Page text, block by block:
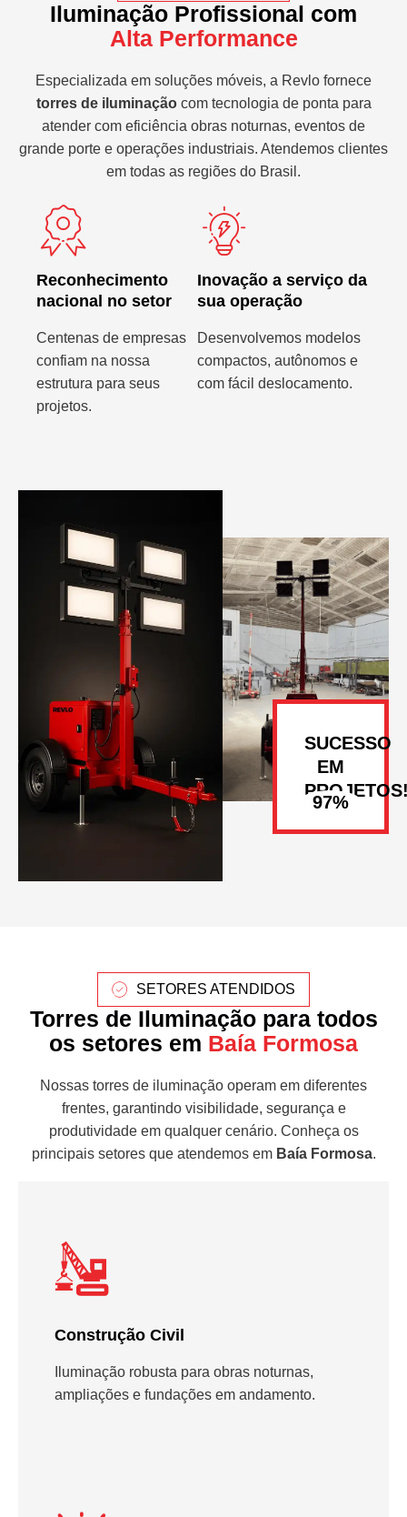
SUCESSO
EM
Iluminação Profissional com
Alta Performance
Especializada em soluções móveis, a Revlo fornece
torres de iluminaçãocom tecnologia de ponta para
atender com eficiência obras noturnas, eventos de
grande porte e operações industriais. Atendemos clientes
em todas as regiões do Brasil.
Reconhecimento
nacional no setor
Centenas de empresas
confiam na nossa
estrutura para seus
projetos.
Inovação a serviço da
sua operação
Desenvolvemos modelos
compactos, autônomos e
com fácil deslocamento.
SETORES ATENDIDOS
Torres de Iluminação para todos
os setores em Baía Formosa
Nossas torres de iluminação operam em diferentes
frentes, garantindo visibilidade, segurança e
produtividade em qualquer cenário. Conheça os
principais setores que atendemos em Baía Formosa.
Construção Civil
Iluminação robusta para obras noturnas,
ampliações e fundações em andamento.